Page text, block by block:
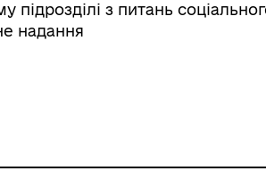
підрозділі з питань
надання